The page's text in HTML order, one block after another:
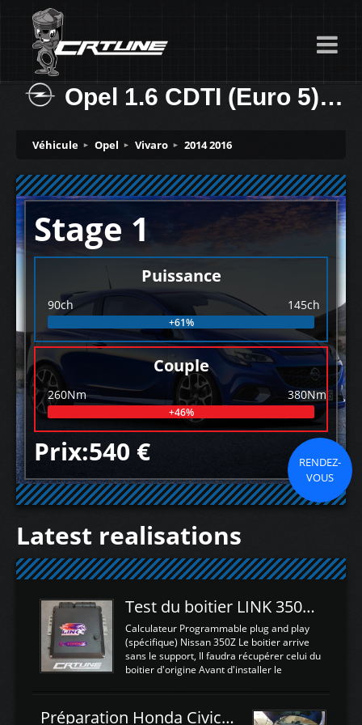
Opel 1.6 CDTI (Euro 5) 90ch
Véhicule Opel Vivaro 2014 2016
Stage 1
Puissance
90ch 145ch
+61%
Couple
260Nm 380Nm
+46%
Prix:540 €
RENDEZ-
VOUS
Latest realisations
Test du boitier LINK 350Z Plugin ECU
Calculateur Programmable plug and play
(spécifique) Nissan 350Z Le boitier arrive
sans le support, Il faudra récupérer celui du
boitier d'origine Avant d'installer le
d'envoyer l'information de la large bande
Préparation Honda Civic Type R FK2